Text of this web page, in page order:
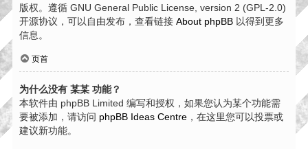
版权。遵循 GNU General Public License, version 2 (GPL-2.0)
开源协议，可以自由发布，查看链接 About phpBB 以得到更多
信息。
页首
为什么没有 某某 功能？
本软件由 phpBB Limited 编写和授权，如果您认为某个功能需
要被添加，请访问 phpBB Ideas Centre ，在这里您可以投票或
建议新功能。